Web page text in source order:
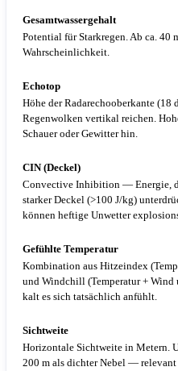
Gesamtwassergehalt
Potential für Starkregen. Ab ca. 40
Wahrscheinlichkeit.
Echotop
Höhe der Radarechooberkante
Regenwolken vertikal reichen.
Schauer oder Gewitter hin.
CIN (Deckel)
Convective Inhibition — Energie,
starker Deckel (>100 J/kg)
können heftige Unwetter
Gefühlte Temperatur
Kombination aus Hitzeindex
und Windchill (Temperatur +
kalt es sich tatsächlich anfühlt.
Sichtweite
Horizontale Sichtweite in Metern.
200 m als dichter Nebel —